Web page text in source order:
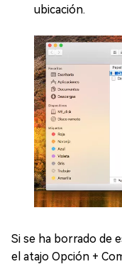
ubicación.
Si se ha borrado de
el atajo Opción +